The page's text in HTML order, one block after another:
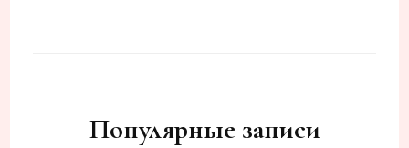
Популярные записи